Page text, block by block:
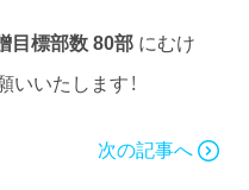
目標部数 80部 にむけ
いいたします！
次の記事へ